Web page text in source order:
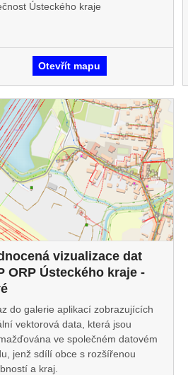
Ústeckého kraje
Otevřít mapu
vizualizace dat
ORP Ústeckého kraje -
do galerie aplikací zobrazujících
vektorová data, která jsou
ve společném datovém
jenž sdílí obce s rozšířenou
a kraj.